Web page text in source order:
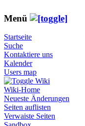
Menü
Startseite
Suche
Kontaktiere uns
Kalender
Users map
Wiki
Wiki-Home
Neueste Änderungen
Seiten auflisten
Verwaiste Seiten